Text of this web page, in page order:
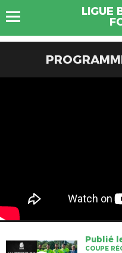
LIGUE
Publié
COUPE